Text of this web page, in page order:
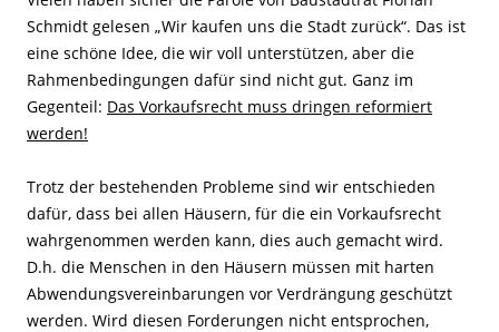
Schmidt gelesen „Wir kaufen uns die Stadt zurück“. Das ist
eine schöne Idee, die wir voll unterstützen, aber die
Rahmenbedingungen dafür sind nicht gut. Ganz im
Gegenteil: Das Vorkaufsrecht muss dringen reformiert
werden!
Trotz der bestehenden Probleme sind wir entschieden
dafür, dass bei allen Häusern, für die ein Vorkaufsrecht
wahrgenommen werden kann, dies auch gemacht wird.
D.h. die Menschen in den Häusern müssen mit harten
Abwendungsvereinbarungen vor Verdrängung geschützt
werden. Wird diesen Forderungen nicht entsprochen,